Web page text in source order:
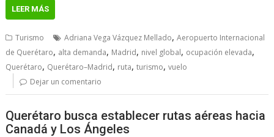
LEER MÁS
Turismo Adriana Vega Vázquez Mellado,Aeropuerto Internacional
de Querétaro, alta demanda, Madrid, nivel global, ocupación elevada,
Querétaro, Querétaro–Madrid, ruta,turismo,vuelo
Dejar un comentario
Querétaro busca establecer rutas aéreas hacia
Canadá y Los Ángeles